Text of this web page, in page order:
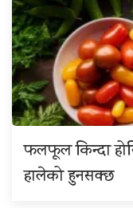
फलफूल किन्दा
हालेको हुनसक्छ